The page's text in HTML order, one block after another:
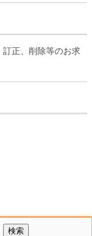
正、削除等のお求